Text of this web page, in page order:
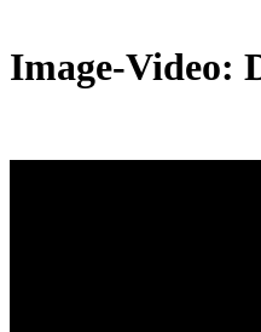
Image-Video: